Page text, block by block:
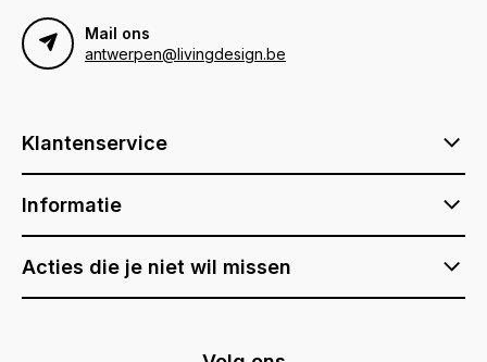
Mail ons
antwerpen@livingdesign.be
Klantenservice
Informatie
Acties die je niet wil missen